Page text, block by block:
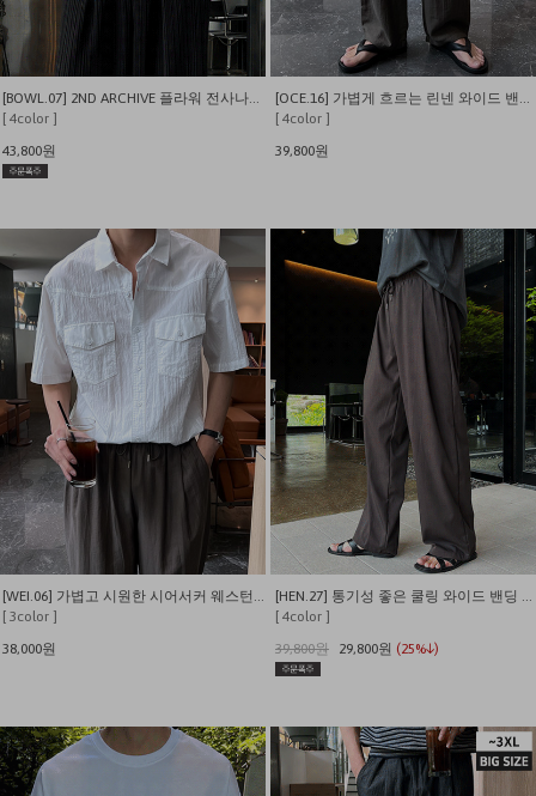
[BOWL.07] 2ND ARCHIVE 플라워 전사나염 오버핏 반팔티
[ 4color ]
43,800원
[OCE.16] 가볍게 흐르는 린넨 와이드 밴딩 팬츠
[ 4color ]
39,800원
[WEI.06] 가볍고 시원한 시어서커 웨스턴 반팔 셔츠
[ 3color ]
38,000원
[HEN.27] 통기성 좋은 쿨링 와이드 밴딩 슬랙스
[ 4color ]
39,800원
29,800원 (25%↓)